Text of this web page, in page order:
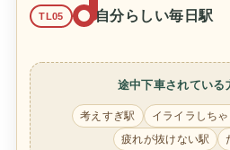
TL05 自分らしい毎日駅
途中下車されている
考えすぎ駅 イライラしち
疲れが抜けない駅